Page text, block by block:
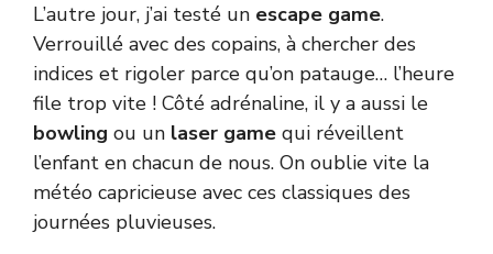
L’autre jour, j’ai testé un escape game.
Verrouillé avec des copains, à chercher des
indices et rigoler parce qu’on patauge… l’heure
file trop vite ! Côté adrénaline, il y a aussi le
bowling ou un laser game qui réveillent
l’enfant en chacun de nous. On oublie vite la
météo capricieuse avec ces classiques des
journées pluvieuses.